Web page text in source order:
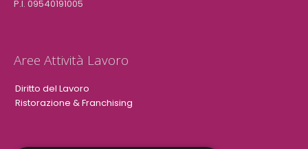
P.I. 09540191005
Aree Attività Lavoro
Diritto del Lavoro
Ristorazione & Franchising